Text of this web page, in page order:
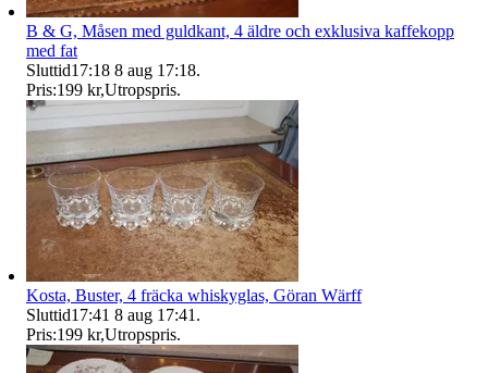
B & G, Måsen med guldkant, 4 äldre och exklusiva kaffekopp
med fat
Sluttid17:18 8 aug 17:18.
Pris:199 kr,Utropspris.
Kosta, Buster, 4 fräcka whiskyglas, Göran Wärff
Sluttid17:41 8 aug 17:41 .
Pris:199 kr,Utropspris.